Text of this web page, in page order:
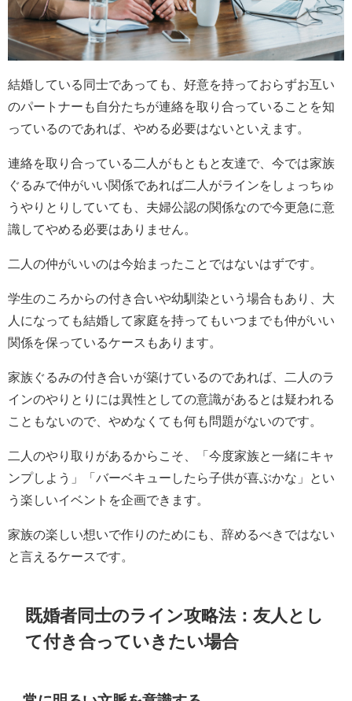
結婚している同士であっても、好意を持っておらずお互い
のパートナーも自分たちが連絡を取り合っていることを知
っているのであれば、やめる必要はないといえます。
連絡を取り合っている二人がもともと友達で、今では家族
ぐるみで仲がいい関係であれば二人がラインをしょっちゅ
うやりとりしていても、夫婦公認の関係なので今更急に意
識してやめる必要はありません。
二人の仲がいいのは今始まったことではないはずです。
学生のころからの付き合いや幼馴染という場合もあり、大
人になっても結婚して家庭を持ってもいつまでも仲がいい
関係を保っているケースもあります。
家族ぐるみの付き合いが築けているのであれば、二人のラ
インのやりとりには異性としての意識があるとは疑われる
こともないので、やめなくても何も問題がないのです。
二人のやり取りがあるからこそ、「今度家族と一緒にキャ
ンプしよう」「バーベキューしたら子供が喜ぶかな」とい
う楽しいイベントを企画できます。
家族の楽しい想いで作りのためにも、辞めるべきではない
と言えるケースです。
既婚者同士のライン攻略法：友人とし
て付き合っていきたい場合